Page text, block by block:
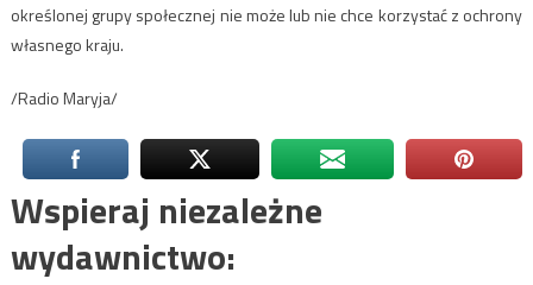
określonej grupy społecznej nie może lub nie chce korzystać z ochrony
własnego kraju.
/Radio Maryja/
Wspieraj niezależne
wydawnictwo: